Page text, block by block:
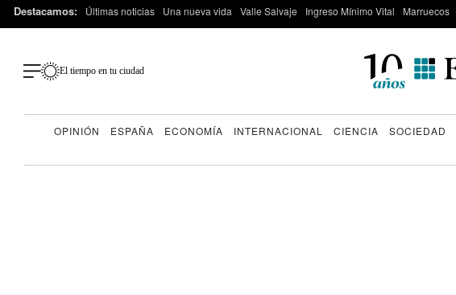
Destacamos: Últimas noticias Una nueva vida Valle Salvaje Ingreso Mínimo Vital Marruecos
El tiempo en tu ciudad
OPINIÓN ESPAÑA ECONOMÍA INTERNACIONAL CIENCIA SOCIEDAD